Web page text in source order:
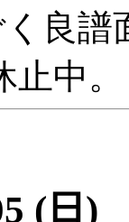
良譜
中。
(日)